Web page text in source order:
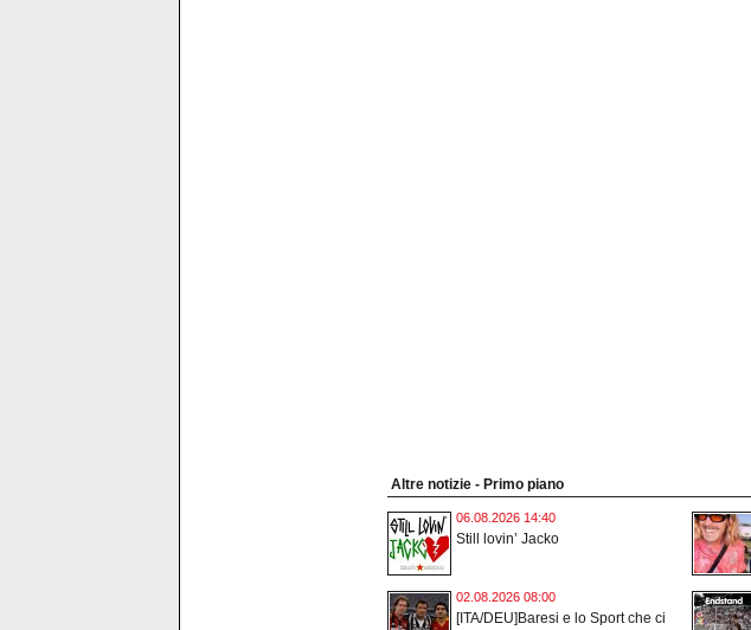
Altre notizie - Primo piano
06.08.2026 14:40
Still lovin’ Jacko
02.08.2026 08:00
[ITA/DEU]Baresi e lo Sport che ci